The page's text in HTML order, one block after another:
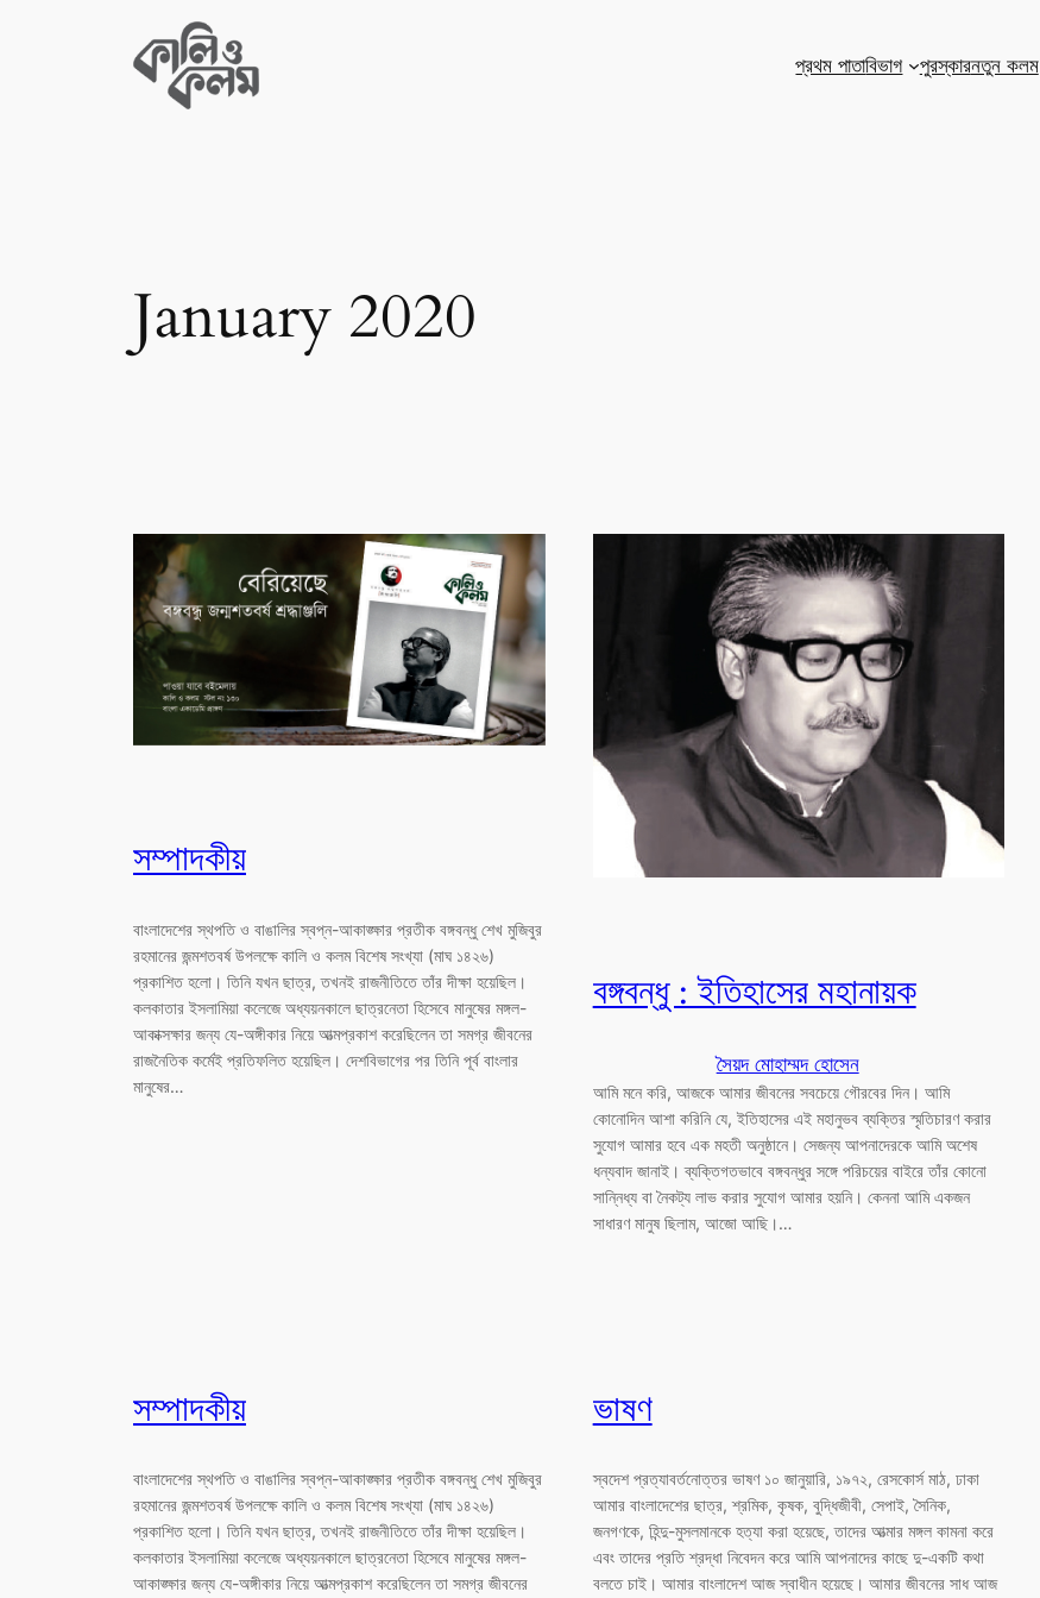
প্রথম পাতাবিভাগ পুরস্কারনতুন কলম
January 2020
সম্পাদকীয়
বাংলাদেশের স্থপতি ও বাঙালির স্বপ্ন-আকাঙ্ক্ষার প্রতীক বঙ্গবন্ধু শেখ মুজিবুর
রহমানের জন্মশতবর্ষ উপলক্ষে কালি ও কলম বিশেষ সংখ্যা (মাঘ ১৪২৬)
প্রকাশিত হলো। তিনি যখন ছাত্র, তখনই রাজনীতিতে তাঁর দীক্ষা হয়েছিল।
কলকাতার ইসলামিয়া কলেজে অধ্যয়নকালে ছাত্রনেতা হিসেবে মানুষের মঙ্গল-
আকাক্সক্ষার জন্য যে-অঙ্গীকার নিয়ে আত্মপ্রকাশ করেছিলেন তা সমগ্র জীবনের
রাজনৈতিক কর্মেই প্রতিফলিত হয়েছিল। দেশবিভাগের পর তিনি পূর্ব বাংলার
মানুষের…
বঙ্গবন্ধু : ইতিহাসের মহানায়ক
সৈয়দ মোহাম্মদ হোসেন
আমি মনে করি, আজকে আমার জীবনের সবচেয়ে গৌরবের দিন। আমি
কোনোদিন আশা করিনি যে, ইতিহাসের এই মহানুভব ব্যক্তির স্মৃতিচারণ করার
সুযোগ আমার হবে এক মহতী অনুষ্ঠানে। সেজন্য আপনাদেরকে আমি অশেষ
ধন্যবাদ জানাই। ব্যক্তিগতভাবে বঙ্গবন্ধুর সঙ্গে পরিচয়ের বাইরে তাঁর কোনো
সান্নিধ্য বা নৈকট্য লাভ করার সুযোগ আমার হয়নি। কেননা আমি একজন
সাধারণ মানুষ ছিলাম, আজো আছি।…
সম্পাদকীয়
বাংলাদেশের স্থপতি ও বাঙালির স্বপ্ন-আকাঙ্ক্ষার প্রতীক বঙ্গবন্ধু শেখ মুজিবুর
রহমানের জন্মশতবর্ষ উপলক্ষে কালি ও কলম বিশেষ সংখ্যা (মাঘ ১৪২৬)
প্রকাশিত হলো। তিনি যখন ছাত্র, তখনই রাজনীতিতে তাঁর দীক্ষা হয়েছিল।
কলকাতার ইসলামিয়া কলেজে অধ্যয়নকালে ছাত্রনেতা হিসেবে মানুষের মঙ্গল-
আকাঙ্ক্ষার জন্য যে-অঙ্গীকার নিয়ে আত্মপ্রকাশ করেছিলেন তা সমগ্র জীবনের
ভাষণ
স্বদেশ প্রত্যাবর্তনোত্তর ভাষণ ১০ জানুয়ারি, ১৯৭২, রেসকোর্স মাঠ, ঢাকা
আমার বাংলাদেশের ছাত্র, শ্রমিক, কৃষক, বুদ্ধিজীবী, সেপাই, সৈনিক,
জনগণকে, হিন্দু-মুসলমানকে হত্যা করা হয়েছে, তাদের আত্মার মঙ্গল কামনা করে
এবং তাদের প্রতি শ্রদ্ধা নিবেদন করে আমি আপনাদের কাছে দু-একটি কথা
বলতে চাই। আমার বাংলাদেশ আজ স্বাধীন হয়েছে। আমার জীবনের সাধ আজ